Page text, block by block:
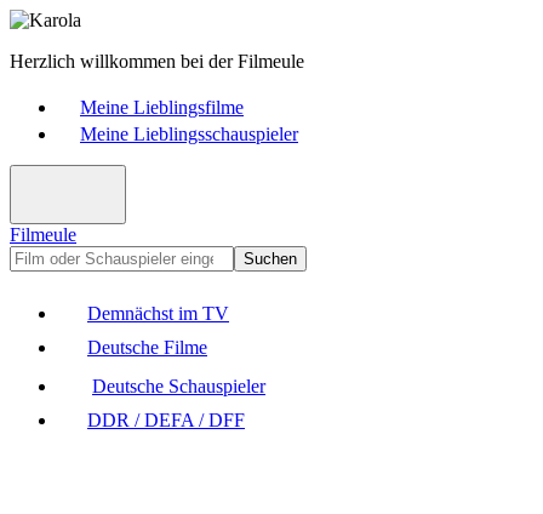
Herzlich willkommen bei der Filmeule
Meine Lieblingsfilme
Meine Lieblingsschauspieler
Filmeule
Suchen
Demnächst im TV
Deutsche Filme
Deutsche Schauspieler
DDR / DEFA / DFF